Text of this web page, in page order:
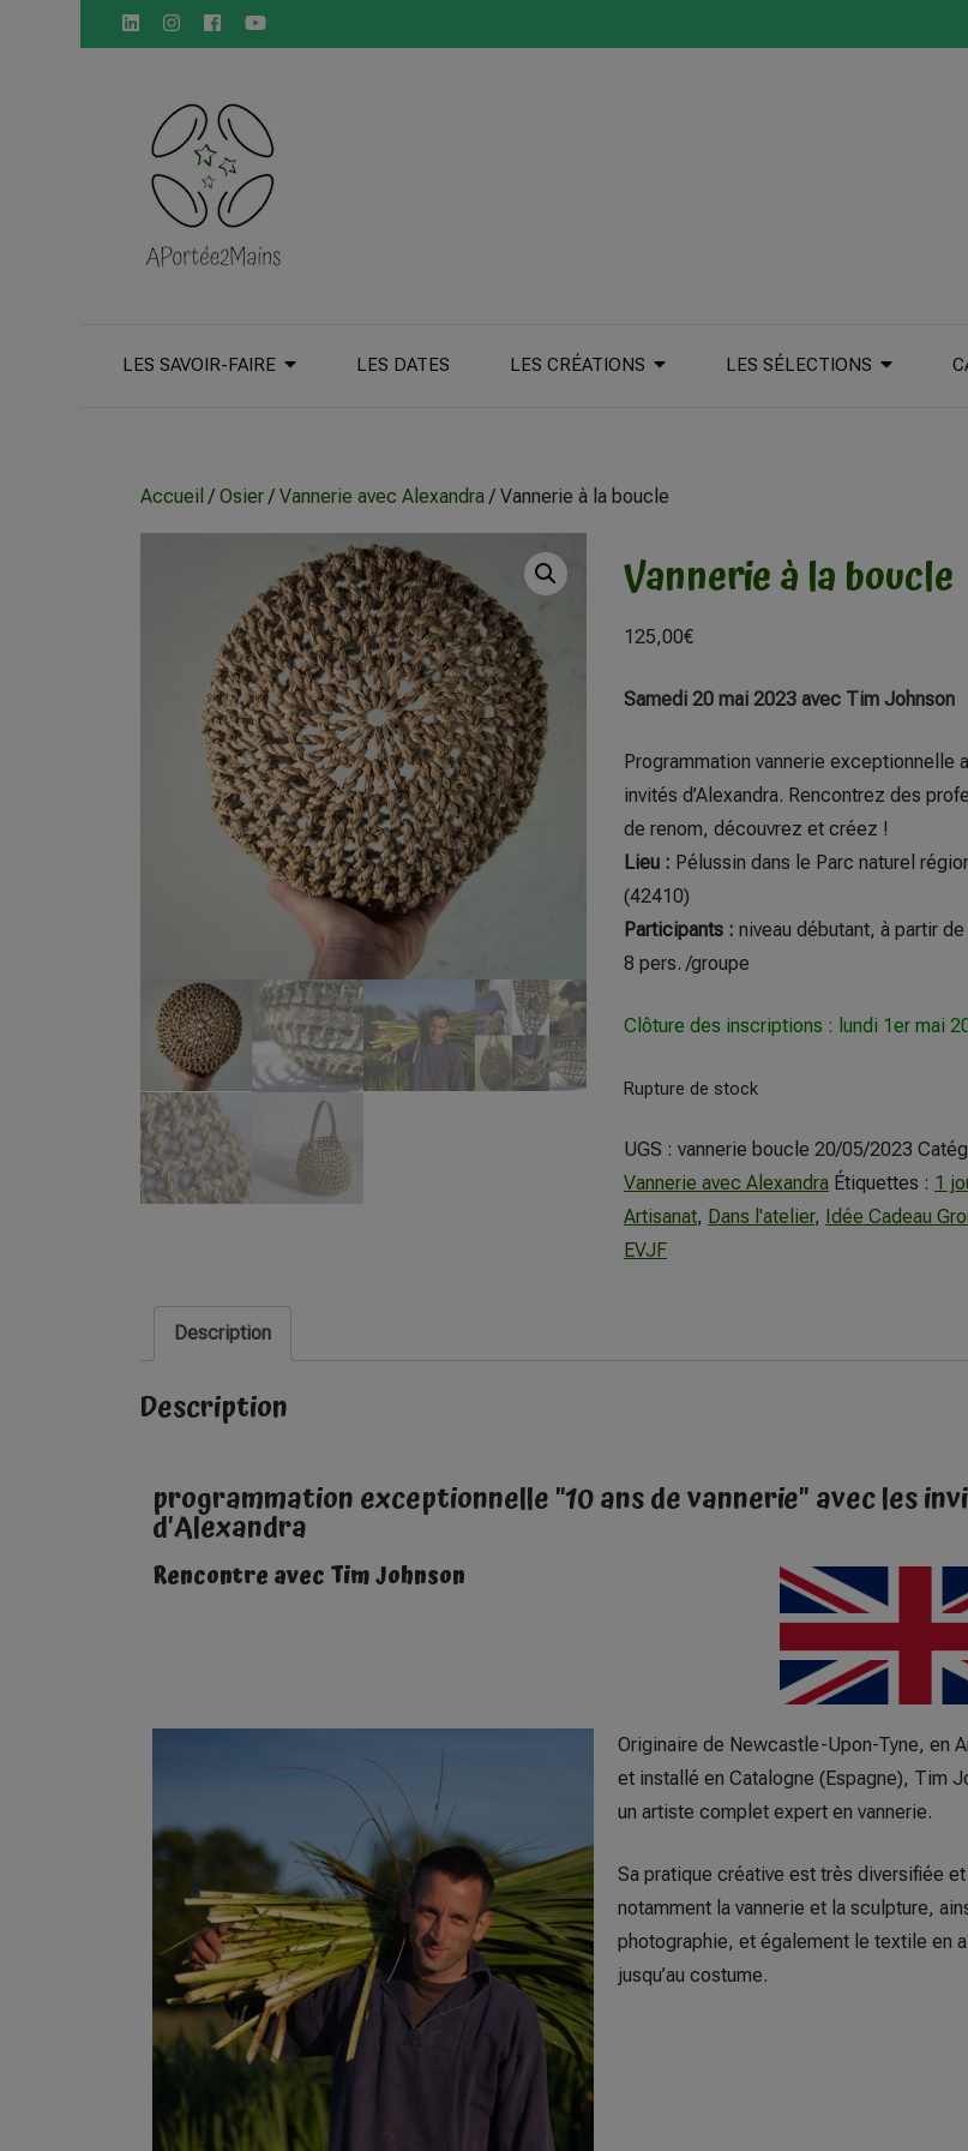
LES SAVOIR-FAIRE LES DATES LES CRÉATIONS LES SÉLECTIONS
Accueil / Osier/ Vannerie avec Alexandra/ Vannerie à la boucle
Vannerie à la boucle
125,00€
Samedi 20 mai 2023 avec Tim Johnson
Programmation vannerie exceptionnelle
invités d’Alexandra. Rencontrez des
de renom, découvrez et créez !
Lieu : Pélussin dans le Parc naturel
(42410)
Participants : niveau débutant, à partir
8 pers. /groupe
Clôture des inscriptions : lundi 1er mai
Rupture de stock
UGS : vannerie boucle 20/05/2023
Vannerie avec Alexandra Étiquettes : 1
Artisanat, Dans l'atelier, Idée Cadeau
EVJF
Description
Description
programmation exceptionnelle "10 ans de vannerie" avec les
d'Alexandra
Rencontre avec Tim Johnson
Originaire de Newcastle-Upon-Tyne, en
et installé en Catalogne (Espagne), Tim
un artiste complet expert en vannerie.
Sa pratique créative est très diversifiée
notamment la vannerie et la sculpture,
photographie, et également le textile en
jusqu’au costume.